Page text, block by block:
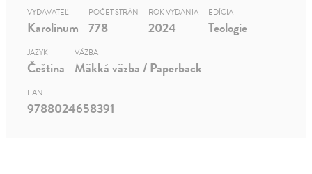
VYDAVATEĽ
Karolinum
POČET STRÁN
778
ROK VYDANIA
2024
EDÍCIA
Teologie
JAZYK
Čeština
VÄZBA
Mäkká väzba / Paperback
EAN
9788024658391